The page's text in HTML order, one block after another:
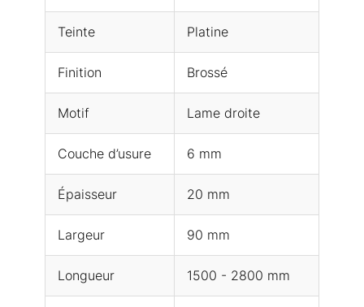
Teinte Platine
Finition Brossé
Motif Lame droite
Couche d’usure 6 mm
Épaisseur 20 mm
Largeur 90 mm
Longueur 1500 - 2800 mm